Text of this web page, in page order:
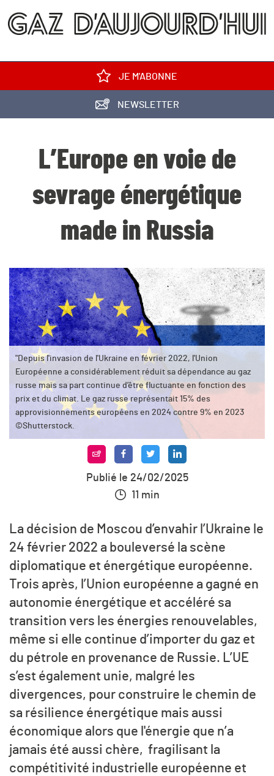
JE M'ABONNE
NEWSLETTER
L’Europe en voie de
sevrage énergétique
made in Russia
"Depuis l'invasion de l'Ukraine en février 2022, l'Union
Européenne a considérablement réduit sa dépendance au gaz
russe mais sa part continue d’être fluctuante en fonction des
prix et du climat. Le gaz russe représentait 15% des
approvisionnements européens en 2024 contre 9% en 2023
©Shutterstock.
Publié le 24/02/2025
11 min
La décision de Moscou d’envahir l’Ukraine le
24 février 2022 a bouleversé la scène
diplomatique et énergétique européenne.
Trois après, l’Union européenne a gagné en
autonomie énergétique et accéléré sa
transition vers les énergies renouvelables,
même si elle continue d’importer du gaz et
du pétrole en provenance de Russie. L’UE
s’est également unie, malgré les
divergences, pour construire le chemin de
sa résilience énergétique mais aussi
économique alors que l'énergie que n’a
jamais été aussi chère, fragilisant la
compétitivité industrielle européenne et